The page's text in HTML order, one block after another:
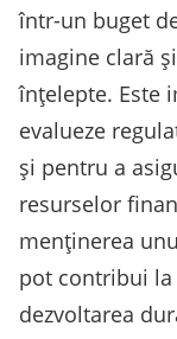
într-un buget
imagine clară
înțelepte. Este
evalueze
și pentru a
resurselor
menținerea
pot contribui
dezvoltarea